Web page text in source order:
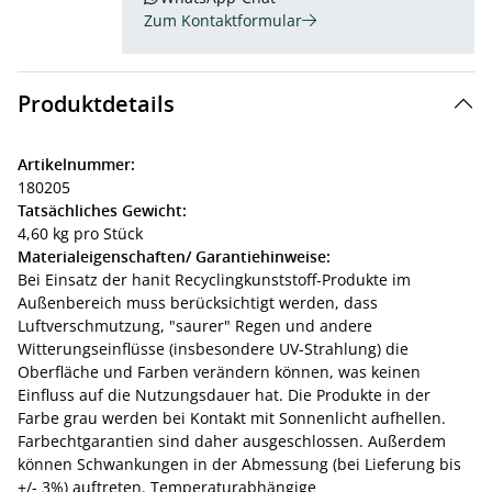
Zum Kontaktformular
Produktdetails
Artikelnummer:
180205
Tatsächliches Gewicht:
4,60 kg pro Stück
Materialeigenschaften/ Garantiehinweise:
Bei Einsatz der hanit Recyclingkunststoff-Produkte im
Außenbereich muss berücksichtigt werden, dass
Luftverschmutzung, "saurer" Regen und andere
Witterungseinflüsse (insbesondere UV-Strahlung) die
Oberfläche und Farben verändern können, was keinen
Einfluss auf die Nutzungsdauer hat. Die Produkte in der
Farbe grau werden bei Kontakt mit Sonnenlicht aufhellen.
Farbechtgarantien sind daher ausgeschlossen. Außerdem
können Schwankungen in der Abmessung (bei Lieferung bis
+/- 3%) auftreten. Temperaturabhängige